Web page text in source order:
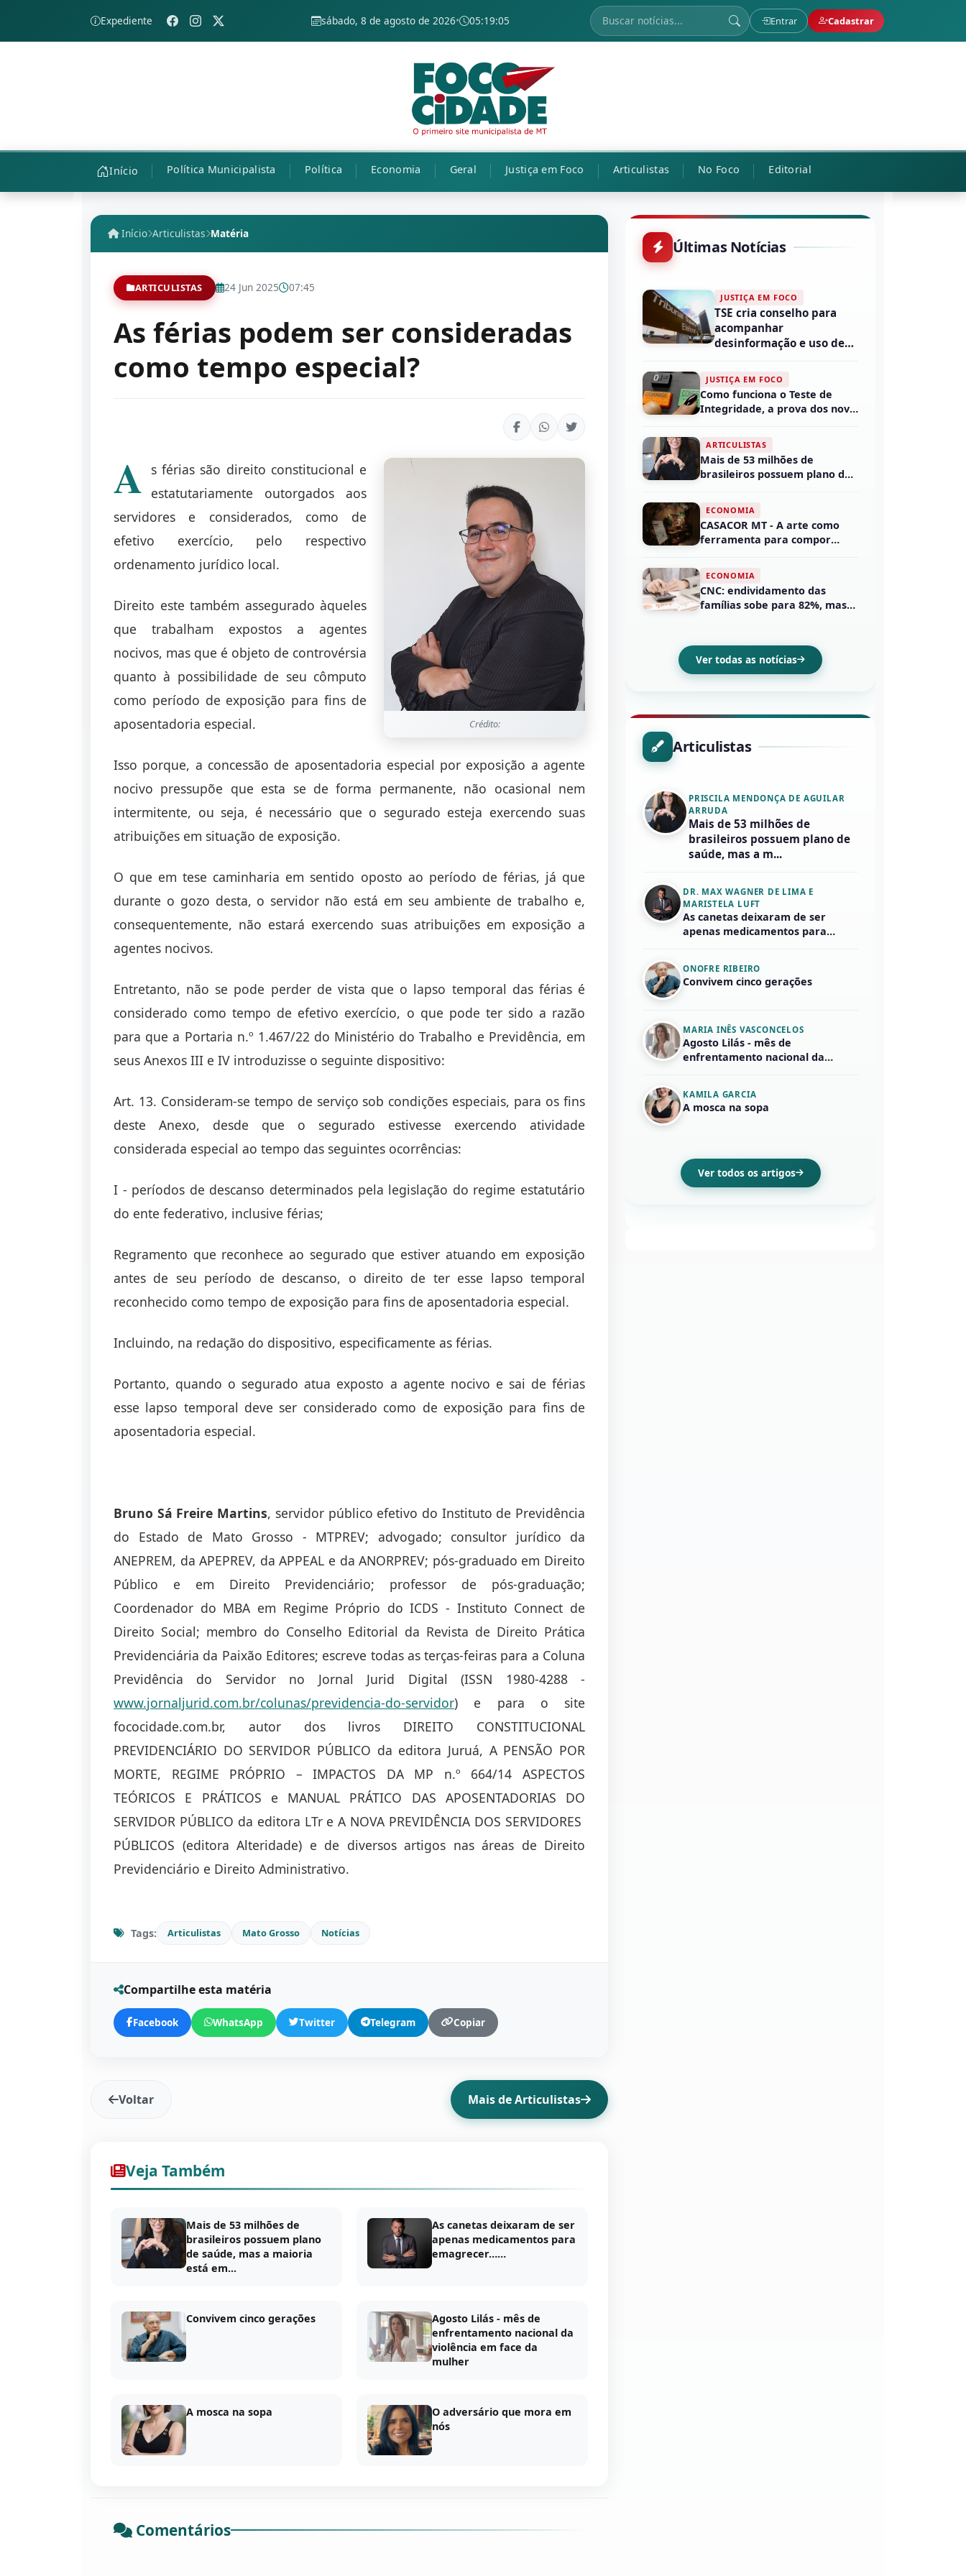
Expediente sábado, 8 de agosto de 2026• 05:19:06 Entrar Cadastrar
Início Política Municipalista Política Economia Geral Justiça em Foco Articulistas No Foco Editorial
Início Articulistas Matéria
ARTICULISTAS 24 Jun 2025 07:45
As férias podem ser consideradas
como tempo especial?
Crédito:
A s férias são direito constitucional e
estatutariamente outorgados aos
servidores e considerados, como de
efetivo exercício, pelo respectivo
ordenamento jurídico local.
Direito este também assegurado àqueles
que trabalham expostos a agentes
nocivos, mas que é objeto de controvérsia
quanto à possibilidade de seu cômputo
como período de exposição para fins de
aposentadoria especial.
Isso porque, a concessão de aposentadoria especial por exposição a agente
nocivo pressupõe que esta se de forma permanente, não ocasional nem
intermitente, ou seja, é necessário que o segurado esteja exercendo suas
atribuições em situação de exposição.
O que em tese caminharia em sentido oposto ao período de férias, já que
durante o gozo desta, o servidor não está em seu ambiente de trabalho e,
consequentemente, não estará exercendo suas atribuições em exposição a
agentes nocivos.
Entretanto, não se pode perder de vista que o lapso temporal das férias é
considerado como tempo de efetivo exercício, o que pode ter sido a razão
para que a Portaria n.º 1.467/22 do Ministério do Trabalho e Previdência, em
seus Anexos III e IV introduzisse o seguinte dispositivo:
Art. 13. Consideram-se tempo de serviço sob condições especiais, para os fins
deste Anexo, desde que o segurado estivesse exercendo atividade
considerada especial ao tempo das seguintes ocorrências:
I - períodos de descanso determinados pela legislação do regime estatutário
do ente federativo, inclusive férias;
Regramento que reconhece ao segurado que estiver atuando em exposição
antes de seu período de descanso, o direito de ter esse lapso temporal
reconhecido como tempo de exposição para fins de aposentadoria especial.
Incluindo, na redação do dispositivo, especificamente as férias.
Portanto, quando o segurado atua exposto a agente nocivo e sai de férias
esse lapso temporal deve ser considerado como de exposição para fins de
aposentadoria especial.
Bruno Sá Freire Martins, servidor público efetivo do Instituto de Previdência
do Estado de Mato Grosso - MTPREV; advogado; consultor jurídico da
ANEPREM, da APEPREV, da APPEAL e da ANORPREV; pós-graduado em Direito
Público e em Direito Previdenciário; professor de pós-graduação;
Coordenador do MBA em Regime Próprio do ICDS - Instituto Connect de
Direito Social; membro do Conselho Editorial da Revista de Direito Prática
Previdenciária da Paixão Editores; escreve todas as terças-feiras para a Coluna
Previdência do Servidor no Jornal Jurid Digital (ISSN 1980-4288 -
www.jornaljurid.com.br/colunas/previdencia-do-servidor) e para o site
fococidade.com.br, autor dos livros DIREITO CONSTITUCIONAL
PREVIDENCIÁRIO DO SERVIDOR PÚBLICO da editora Juruá, A PENSÃO POR
MORTE, REGIME PRÓPRIO – IMPACTOS DA MP n.º 664/14 ASPECTOS
TEÓRICOS E PRÁTICOS e MANUAL PRÁTICO DAS APOSENTADORIAS DO
SERVIDOR PÚBLICO da editora LTr e A NOVA PREVIDÊNCIA DOS SERVIDORES
PÚBLICOS (editora Alteridade) e de diversos artigos nas áreas de Direito
Previdenciário e Direito Administrativo.
Tags: Articulistas Mato Grosso Notícias
Compartilhe esta matéria
Facebook WhatsApp Twitter Telegram Copiar
Voltar Mais de Articulistas
Veja Também
Mais de 53 milhões de
brasileiros possuem plano
de saúde, mas a maioria
está em...
As canetas deixaram de ser
apenas medicamentos para
emagrecer……
Convivem cinco gerações
Agosto Lilás - mês de
enfrentamento nacional da
violência em face da
mulher
A mosca na sopa
O adversário que mora em
nós
Comentários
Últimas Notícias
JUSTIÇA EM FOCO
TSE cria conselho para
acompanhar
desinformação e uso de
JUSTIÇA EM FOCO
Como funciona o Teste de
Integridade, a prova dos nove
ARTICULISTAS
Mais de 53 milhões de
brasileiros possuem plano de
ECONOMIA
CASACOR MT - A arte como
ferramenta para compor
ECONOMIA
CNC: endividamento das
famílias sobe para 82%, mas
Ver todas as notícias
Articulistas
PRISCILA MENDONÇA DE AGUILAR
ARRUDA
Mais de 53 milhões de
brasileiros possuem plano de
saúde, mas a m...
DR. MAX WAGNER DE LIMA E
MARISTELA LUFT
As canetas deixaram de ser
apenas medicamentos para
ONOFRE RIBEIRO
Convivem cinco gerações
MARIA INÊS VASCONCELOS
Agosto Lilás - mês de
enfrentamento nacional da
KAMILA GARCIA
A mosca na sopa
Ver todos os artigos